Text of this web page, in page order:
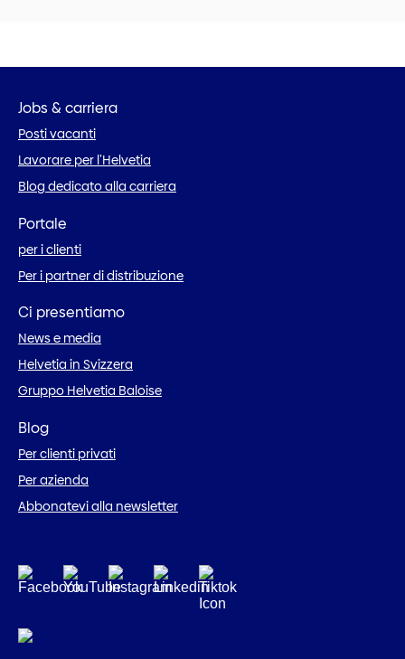
Jobs & carriera
Posti vacanti
Lavorare per l’Helvetia
Blog dedicato alla carriera
Portale
per i clienti
Per i partner di distribuzione
Ci presentiamo
News e media
Helvetia in Svizzera
Gruppo Helvetia Baloise
Blog
Per clienti privati
Per azienda
Abbonatevi alla newsletter